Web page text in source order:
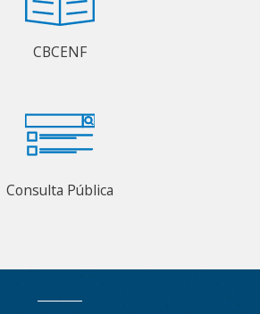
CBCENF
Consulta Pública